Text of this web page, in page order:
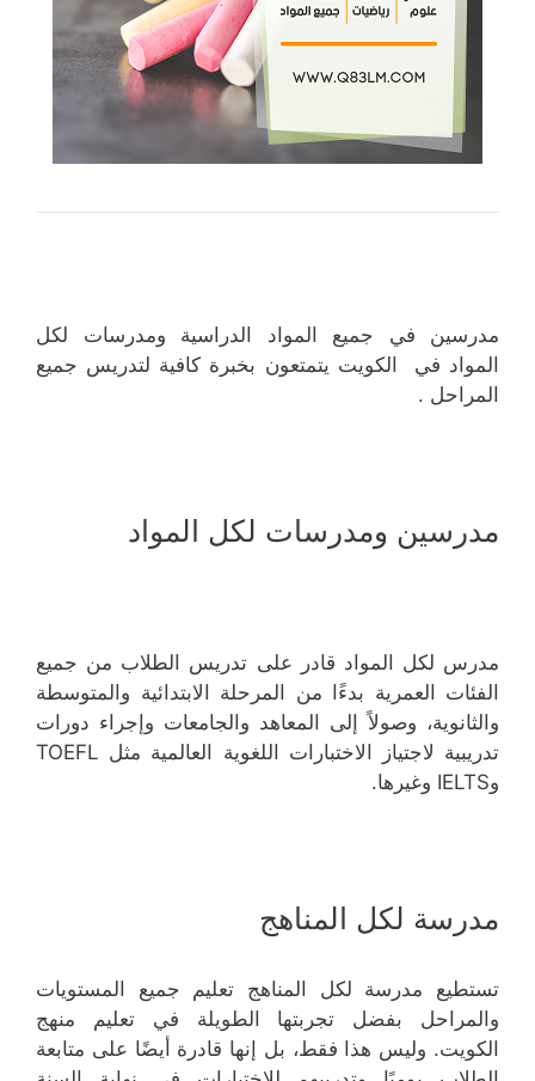
مدرسين في جميع المواد الدراسية ومدرسات لكل
المواد في الكويت يتمتعون بخبرة كافية لتدريس جميع
المراحل .
مدرسين ومدرسات لكل المواد
مدرس لكل المواد قادر على تدريس الطلاب من جميع
الفئات العمرية بدءًا من المرحلة الابتدائية والمتوسطة
والثانوية، وصولاً إلى المعاهد والجامعات وإجراء دورات
تدريبية لاجتياز الاختبارات اللغوية العالمية مثل TOEFL
وIELTS وغيرها.
مدرسة لكل المناهج
تستطيع مدرسة لكل المناهج تعليم جميع المستويات
والمراحل بفضل تجربتها الطويلة في تعليم منهج
الكويت. وليس هذا فقط، بل إنها قادرة أيضًا على متابعة